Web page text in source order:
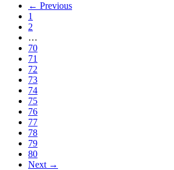
← Previous
1
2
…
70
71
72
73
74
75
76
77
78
79
80
Next →